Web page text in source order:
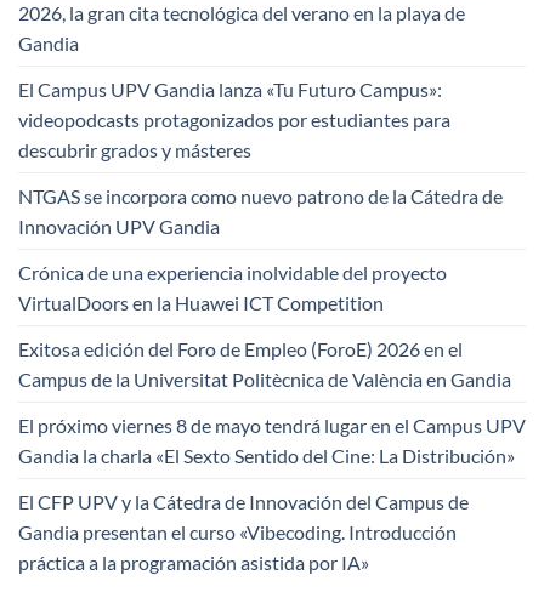
2026, la gran cita tecnológica del verano en la playa de
Gandia
El Campus UPV Gandia lanza «Tu Futuro Campus»:
videopodcasts protagonizados por estudiantes para
descubrir grados y másteres
NTGAS se incorpora como nuevo patrono de la Cátedra de
Innovación UPV Gandia
Crónica de una experiencia inolvidable del proyecto
VirtualDoors en la Huawei ICT Competition
Exitosa edición del Foro de Empleo (ForoE) 2026 en el
Campus de la Universitat Politècnica de València en Gandia
El próximo viernes 8 de mayo tendrá lugar en el Campus UPV
Gandia la charla «El Sexto Sentido del Cine: La Distribución»
El CFP UPV y la Cátedra de Innovación del Campus de
Gandia presentan el curso «Vibecoding. Introducción
práctica a la programación asistida por IA»